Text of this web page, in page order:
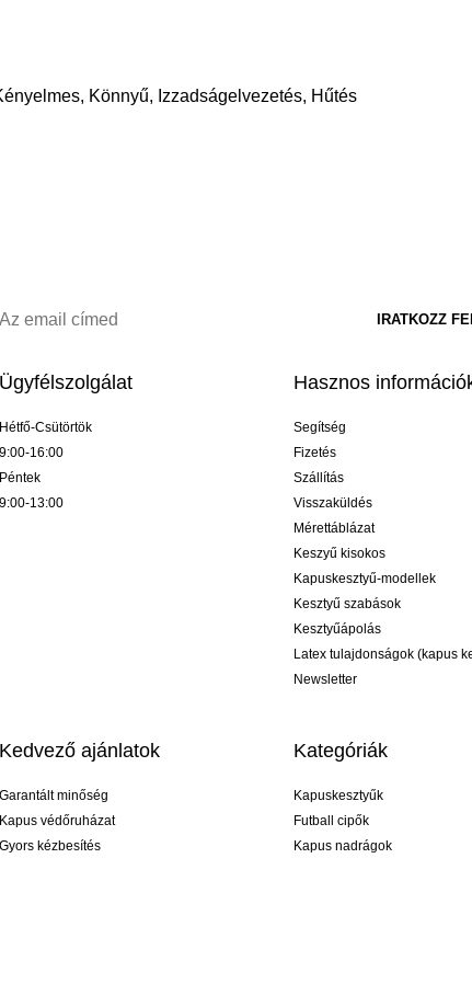
Könnyű, Izzadságelvezetés, Hűtés
Ügyfélszolgálat
Hétfő-Csütörtök
9:00-16:00
Péntek
9:00-13:00
Hasznos
Segítség
Fizetés
Szállítás
Visszaküldés
Mérettáblázat
Keszyű kisokos
Kapuskesztyű-modellek
Kesztyű szabások
Kesztyűápolás
Latex tulajdonságok (kapus
Newsletter
Kedvező ajánlatok
Garantált minőség
Kapus védőruházat
Gyors kézbesítés
Kategóriák
Kapuskesztyűk
Futball cipők
Kapus nadrágok